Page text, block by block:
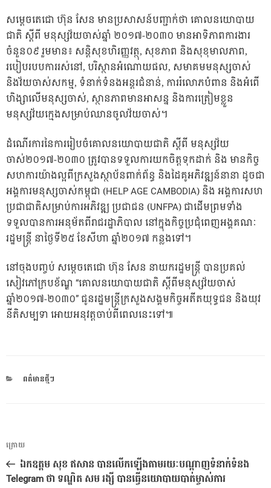
សម្តេចតេជោ ហ៊ុន សែន មានប្រសាសន៍បញ្ជាក់ថា គោលនយោបាយ
ជាតិ ស្តីពី មនុស្សវ័យចាស់ឆ្នាំ ២០១៧-២០៣០ មានអាទិភាពការងារ
ចំនួន០៩ រួមមាន៖ សន្ដិសុខហិរញ្ញវត្ថុ, សុខភាព និងសុខុមាលភាព,
របៀបរបបការរស់នៅ, បរិស្ថានអំណោយផល, សមាគមមនុស្សចាស់
និងវ័យចាស់សកម្ម, ទំនាក់ទំនងអន្ដរជំនាន់, ការរំលោភបំពាន និងអំពើ
ហិង្សាលើមនុស្សចាស់, ស្ថានភាពមានអាសន្ន និងការត្រៀមខ្លួន
មនុស្សវ័យក្មេងសម្រាប់ឈានចូលវ័យចាស់។
ដំណើរការនៃការរៀបចំគោលនយោបាយជាតិ ស្ដីពី មនុស្សវ័យ
ចាស់២០១៧-២០៣០ ត្រូវបានទទួលការយកចិត្ដទុកដាក់ និង មានកិច្ច
សហការយ៉ាងល្អពីក្រសួងស្ថាប័នពាក់ព័ន្ធ និងដៃគូអភិវឌ្ឍន៍នានា ដូចជា
អង្គការមនុស្សចាស់កម្ពុជា (HELP AGE CAMBODIA) និង អង្គការសហ
ប្រជាជាតិសម្រាប់ការអភិវឌ្ឍ ប្រជាជន (UNFPA) ជាដើមព្រមទាំង
ទទួលបានការអនុម័តពីរាជរដ្ឋាភិបាល នៅក្នុងកិច្ចប្រជុំពេញអង្គគណៈ
រដ្ឋមន្ដ្រី នាថ្ងៃទី២៥ ខែសីហា ឆ្នាំ២០១៧ កន្លងទៅ។
នៅចុងបញ្ចប់ សម្តេចតេជោ ហ៊ុន សែន នាយករដ្ឋមន្រ្តី បានប្រគល់
សៀវភៅក្របខ័ណ្ឌ “គោលនយោបាយជាតិ ស្ដីពីមនុស្សវ័យចាស់
ឆ្នាំ២០១៧-២០៣០” ជូនរដ្ឋមន្ត្រីក្រសួងសង្គមកិច្ចអតីតយុទ្ធជន និងយុវ
នីតិសម្បទា អោយអនុវត្តចាប់ពីពេលនេះទៅ៕
CATEGORIES
ពត៌មានថ្មីៗ
ការ​
នាំទិស​
ប្រកាស
អត្ថបទ
មុន
ក្រោយ
ឯកឧត្តម សុខ ឥសាន បានលើកឡើងតាមរយៈបណ្តាញទំនាក់ទំនង
Telegram ថា ទណ្ឌិត សម រង្សី បានធ្វើនយោបាយបាត់ម្ចាស់ការ